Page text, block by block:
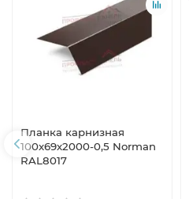
Планка карнизная
100х69х2000-0,5 Norman
RAL8017